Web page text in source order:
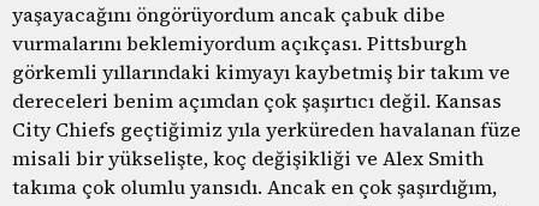
yaşayacağını öngörüyordum ancak çabuk dibe
vurmalarını beklemiyordum açıkçası. Pittsburgh
görkemli yıllarındaki kimyayı kaybetmiş bir takım ve
dereceleri benim açımdan çok şaşırtıcı değil. Kansas
City Chiefs geçtiğimiz yıla yerküreden havalanan füze
misali bir yükselişte, koç değişikliği ve Alex Smith
takıma çok olumlu yansıdı. Ancak en çok şaşırdığım,